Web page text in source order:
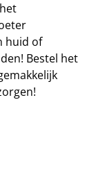
huid of